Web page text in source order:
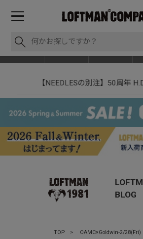
【NEEDLESの別注】50周年
BLOG
TOP > OAMC×Goldwin-2/